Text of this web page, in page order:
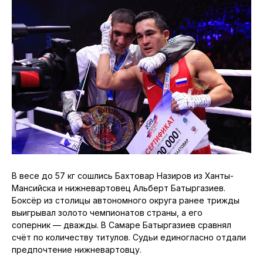
В весе до 57 кг сошлись Бахтовар Назиров из Ханты-
Мансийска и нижневартовец Альберт Батыргазиев.
Боксёр из столицы автономного округа ранее трижды
выигрывал золото чемпионатов страны, а его
соперник — дважды. В Самаре Батыргазиев сравнял
счёт по количеству титулов. Судьи единогласно отдали
предпочтение нижневартовцу.